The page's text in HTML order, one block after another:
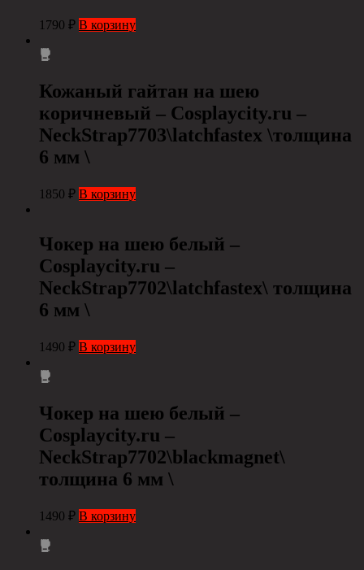
1790 ₽ В корзину
Кожаный гайтан на шею
коричневый – Cosplaycity.ru –
NeckStrap7703\latchfastex \толщина
6 мм \
1850 ₽ В корзину
Чокер на шею белый –
Cosplaycity.ru –
NeckStrap7702\latchfastex\ толщина
6 мм \
1490 ₽ В корзину
Чокер на шею белый –
Cosplaycity.ru –
NeckStrap7702\blackmagnet\
толщина 6 мм \
1490 ₽ В корзину